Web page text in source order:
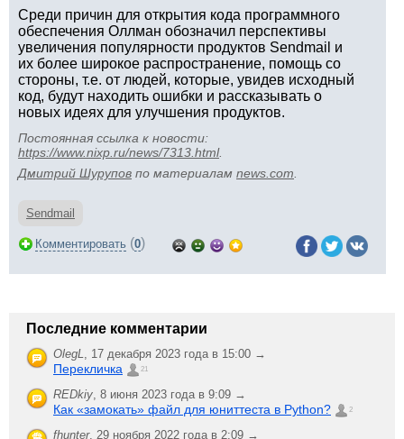
Среди причин для открытия кода программного
обеспечения Оллман обозначил перспективы
увеличения популярности продуктов Sendmail и
их более широкое распространение, помощь со
стороны, т.е. от людей, которые, увидев исходный
код, будут находить ошибки и рассказывать о
новых идеях для улучшения продуктов.
Постоянная ссылка к новости:
https://www.nixp.ru/news/7313.html.
Дмитрий Шурупов по материалам news.com
Sendmail
Комментировать (0)
Последние комментарии
OlegL, 17 декабря 2023 года в 15:00 →
Перекличка 21
REDkiy, 8 июня 2023 года в 9:09 →
Как «замокать» файл для юниттеста в Python? 2
fhunter, 29 ноября 2022 года в 2:09 →